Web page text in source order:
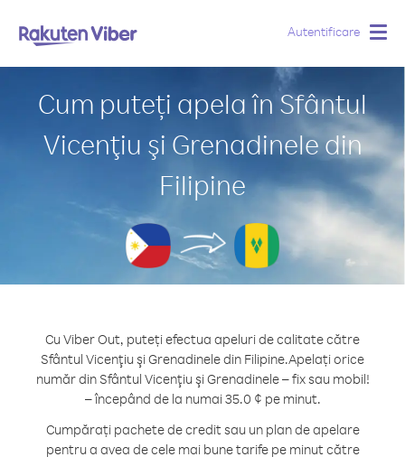
Autentificare
Cum puteți apela în Sfântul
Vicenţiu şi Grenadinele din
Filipine
Cu Viber Out, puteți efectua apeluri de calitate către
Sfântul Vicenţiu şi Grenadinele din Filipine.Apelați orice
număr din Sfântul Vicenţiu şi Grenadinele – fix sau mobil!
– începând de la numai 35.0 ¢ pe minut.
Cumpărați pachete de credit sau un plan de apelare
pentru a avea de cele mai bune tarife pe minut către